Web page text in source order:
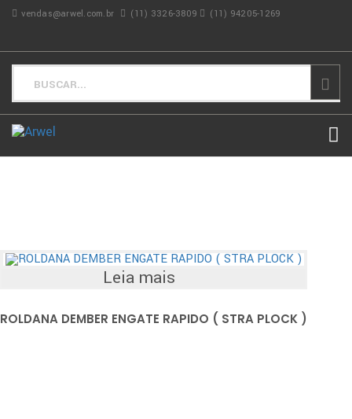
vendas@arwel.com.br (11) 3326-3809 (11) 94205-1269
Leia mais
ROLDANA DEMBER ENGATE RAPIDO ( STRA PLOCK )